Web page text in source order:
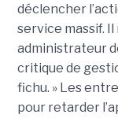
déclencher
service massif. Il
administrateur
critique de
fichu. » Les
pour retarder